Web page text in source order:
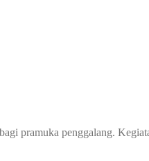
pramuka penggalang.